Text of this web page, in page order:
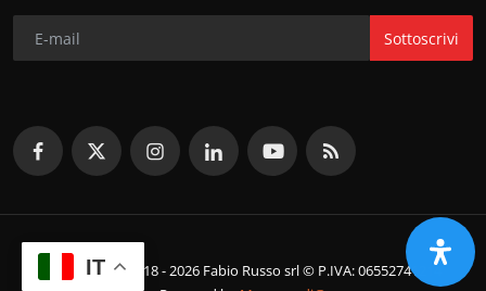
Sottoscrivi
© Copyright 2018 - 2026 Fabio Russo srl © P.IVA: 06552741214
IT